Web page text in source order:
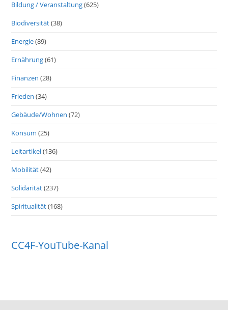
Bildung / Veranstaltung(625)
Biodiversität(38)
Energie(89)
Ernährung(61)
Finanzen (28)
Frieden (34)
Gebäude/Wohnen (72)
Konsum (25)
Leitartikel(136)
Mobilität(42)
Solidarität(237)
Spiritualität(168)
CC4F-YouTube-Kanal